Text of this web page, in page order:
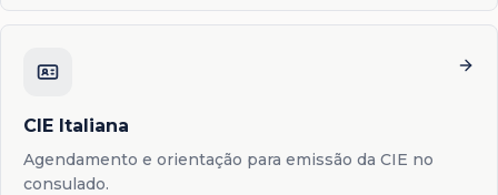
CIE Italiana
Agendamento e orientação para emissão da CIE no
consulado.